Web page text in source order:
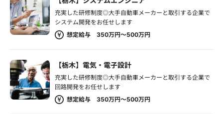
充実した研修制度◎大手自動車メーカーと取引する企業で
システム開発をお任せします
想定給与 350万円～500万円
【栃木】電気・電子設計
充実した研修制度◎大手自動車メーカーと取引する企業で
回路開発をお任せします
想定給与 350万円～500万円